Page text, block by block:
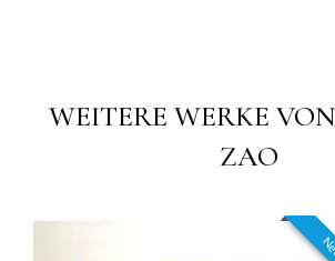
WEITERE WERKE
ZAO